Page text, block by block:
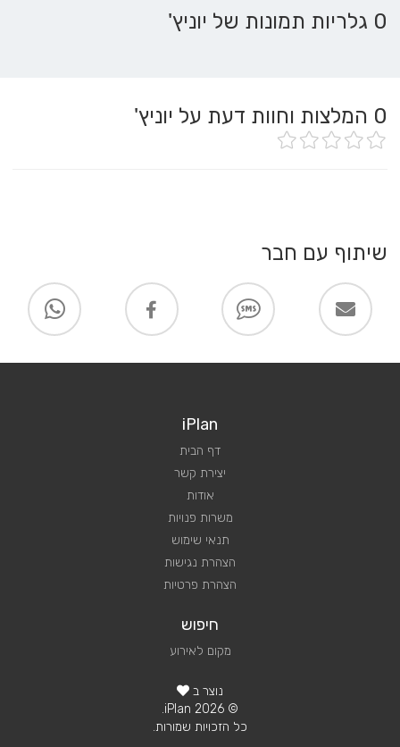
0 גלריות תמונות של יוניץ'
0 המלצות וחוות דעת על יוניץ'
שיתוף עם חבר
iPlan
דף הבית
יצירת קשר
אודות
משרות פנויות
תנאי שימוש
הצהרת נגישות
הצהרת פרטיות
חיפוש
מקום לאירוע
נוצר ב
© 2026 iPlan.
כל הזכויות שמורות.